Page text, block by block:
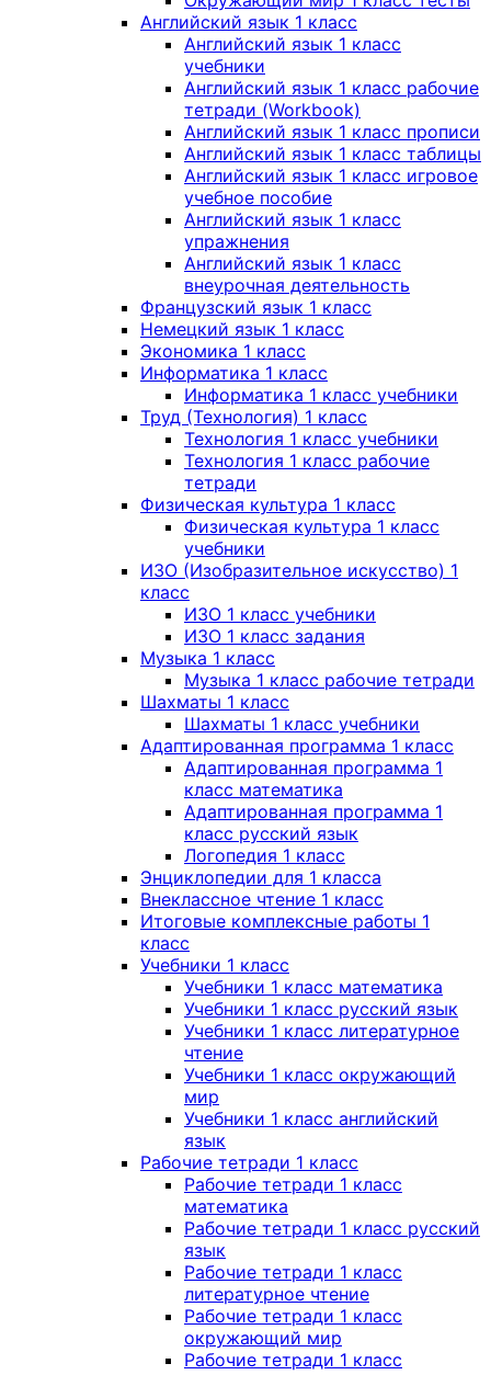
Английский язык 1 класс
Английский язык 1 класс
учебники
Английский язык 1 класс рабочие
тетради (Workbook)
Английский язык 1 класс прописи
Английский язык 1 класс таблицы
Английский язык 1 класс игровое
учебное пособие
Английский язык 1 класс
упражнения
Английский язык 1 класс
внеурочная деятельность
Французский язык 1 класс
Немецкий язык 1 класс
Экономика 1 класс
Информатика 1 класс
Информатика 1 класс учебники
Труд (Технология) 1 класс
Технология 1 класс учебники
Технология 1 класс рабочие
тетради
Физическая культура 1 класс
Физическая культура 1 класс
учебники
ИЗО (Изобразительное искусство) 1
класс
ИЗО 1 класс учебники
ИЗО 1 класс задания
Музыка 1 класс
Музыка 1 класс рабочие тетради
Шахматы 1 класс
Шахматы 1 класс учебники
Адаптированная программа 1 класс
Адаптированная программа 1
класс математика
Адаптированная программа 1
класс русский язык
Логопедия 1 класс
Энциклопедии для 1 класса
Внеклассное чтение 1 класс
Итоговые комплексные работы 1
класс
Учебники 1 класс
Учебники 1 класс математика
Учебники 1 класс русский язык
Учебники 1 класс литературное
чтение
Учебники 1 класс окружающий
мир
Учебники 1 класс английский
язык
Рабочие тетради 1 класс
Рабочие тетради 1 класс
математика
Рабочие тетради 1 класс русский
язык
Рабочие тетради 1 класс
литературное чтение
Рабочие тетради 1 класс
окружающий мир
Рабочие тетради 1 класс